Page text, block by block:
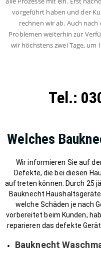
vorgeführt haben und der
rechnen wir ab. Auch
Problemen weiterhin zur
wir höchstens zwei Tage,
Tel.:
Welches
Wir informieren Sie auf
Defekte, die bei diesen
auftreten können. Durch 25
Bauknecht
welche Schäden je nach
vorbereitet beim Kunden,
reparieren das defekte
Bauknecht